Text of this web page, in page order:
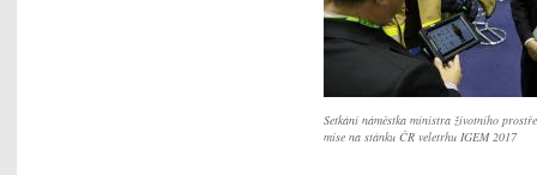
Setkání náměstka ministra životního
mise na stánku ČR veletrhu IGEM 2017